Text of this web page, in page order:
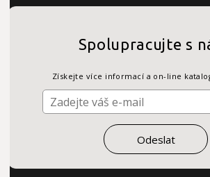
Spolupracujte s
Získejte více informací a on-line